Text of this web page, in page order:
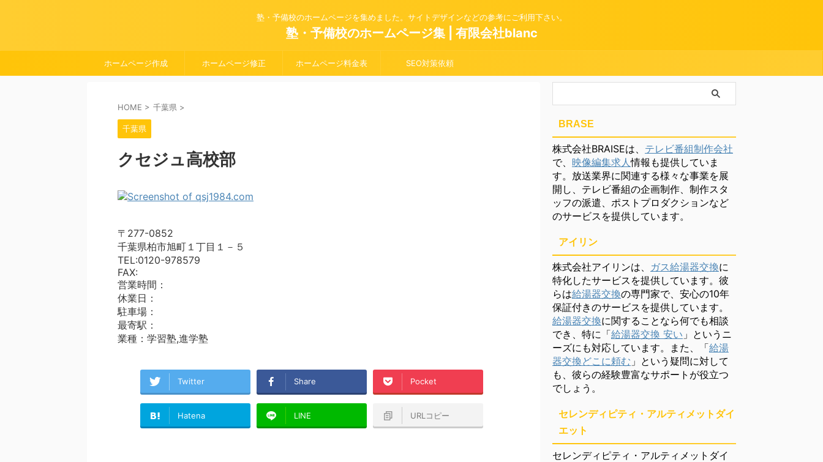
塾・予備校のホームページを集めました。サイトデザインなどの参考にご利用下さい。
塾・予備校のホームページ集 | 有限会社blanc
ホームページ作成 ホームページ修正 ホームページ料金表 SEO対策依頼
HOME > 千葉県 >
千葉県
クセジュ高校部
〒277-0852
千葉県柏市旭町１丁目１－５
TEL:0120-978579
FAX:
営業時間：
休業日：
駐車場：
最寄駅：
業種：学習塾,進学塾
Twitter Share Pocket
Hatena LINE URLコピー
BRASE
株式会社BRAISEは、 テレビ番組制作会社
で、 映像編集求人情報も提供していま
す。放送業界に関連する様々な事業を展
開し、テレビ番組の企画制作、制作スタ
ッフの派遣、ポストプロダクションなど
のサービスを提供しています。
アイリン
株式会社アイリンは、 ガス給湯器交換に
特化したサービスを提供しています。彼
らは給湯器交換の専門家で、安心の10年
保証付きのサービスを提供しています。
給湯器交換に関することなら何でも相談
でき、特に「給湯器交換 安い 」というニ
ーズにも対応しています。また、「給湯
器交換どこに頼む 」という疑問に対して
も、彼らの経験豊富なサポートが役立つ
でしょう。
セレンディピティ・アルティメットダイ
エット
セレンディピティ・アルティメットダイ